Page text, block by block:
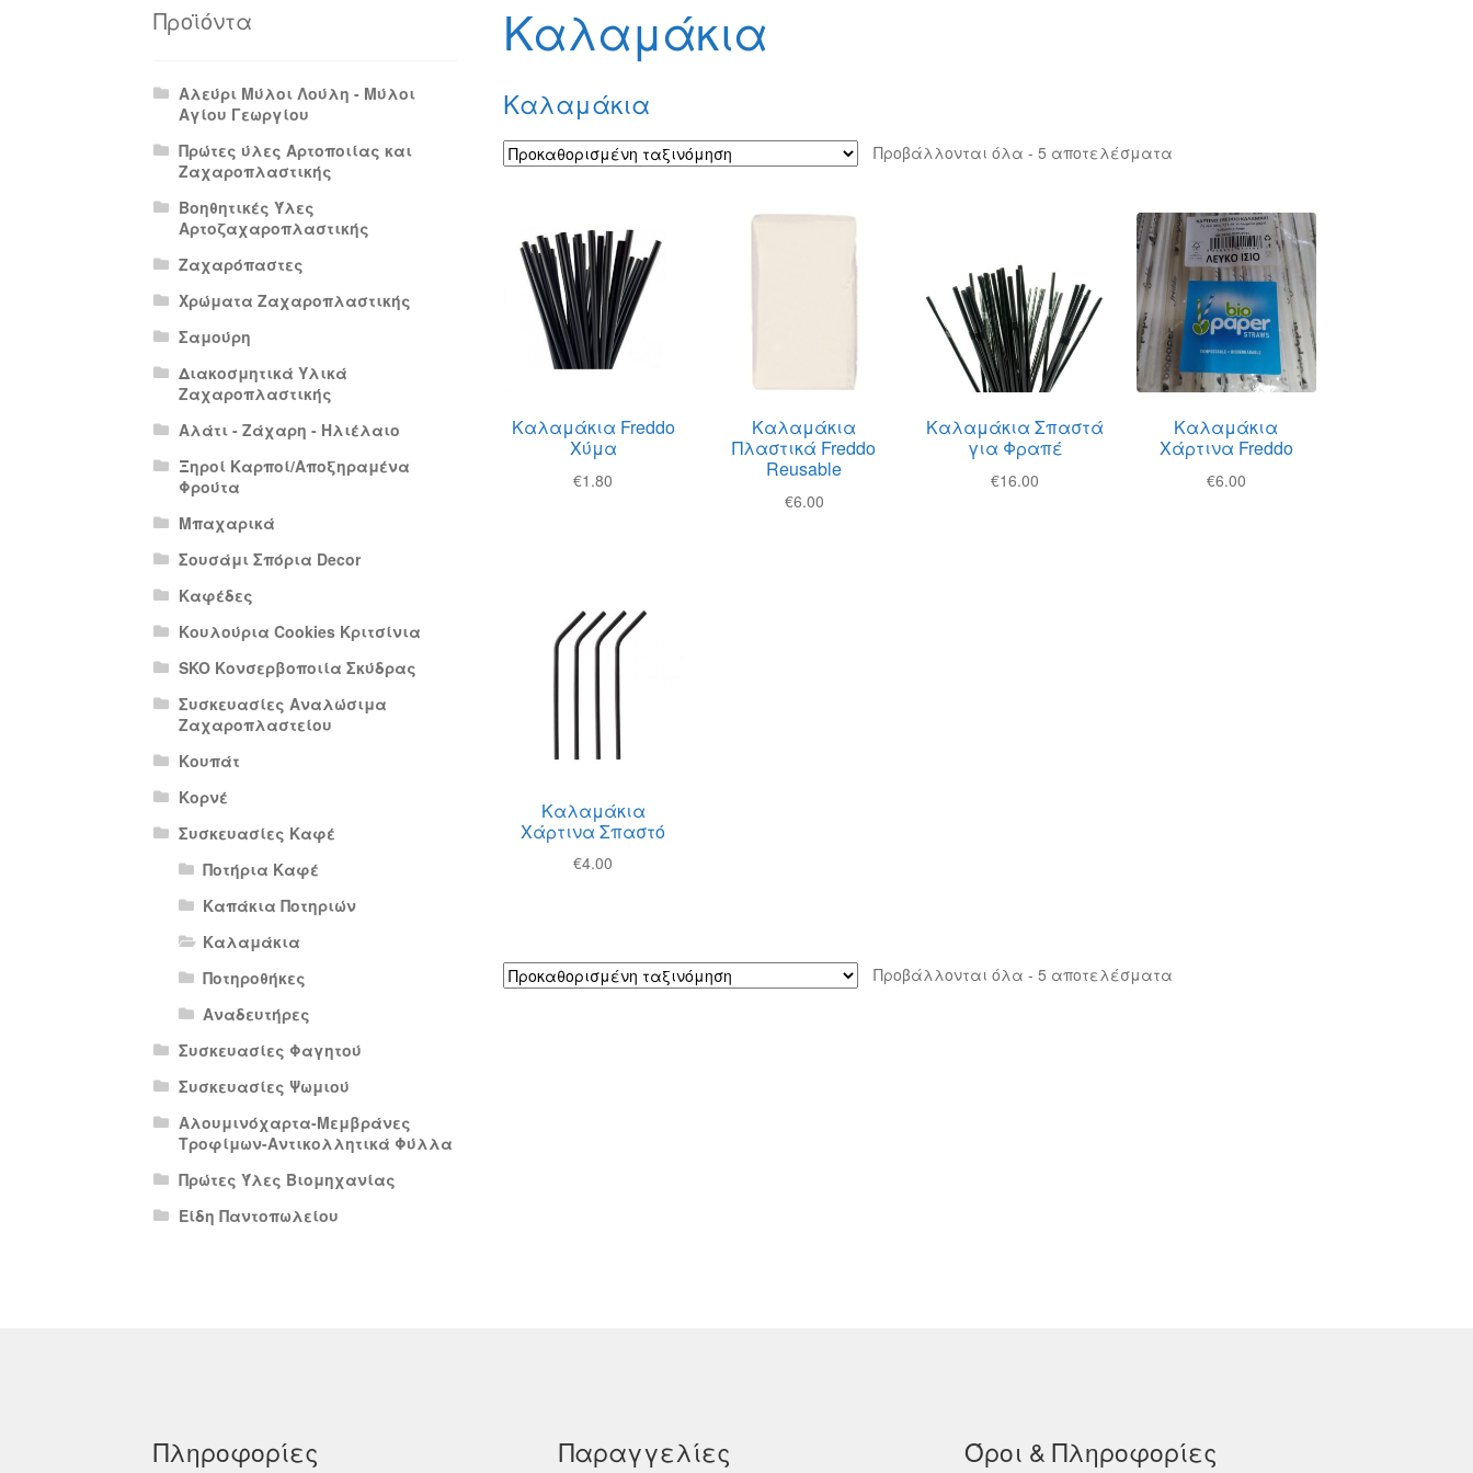
Πολιτική Απορρήτου Καλαμάκια
Καλαμάκια
Προβάλλονται όλα - 5 αποτελέσματα
Καλαμάκια Freddo
Xύμα
€1.80
Καλαμάκια
Πλαστικά Freddo
Reusable
€6.00
Καλαμάκια Σπαστά
για Φραπέ
€16.00
Καλαμάκια
Χάρτινα Freddo
€6.00
Καλαμάκια
Χάρτινα Σπαστό
€4.00
Προβάλλονται όλα - 5 αποτελέσματα
Προϊόντα
Αλεύρι Μύλοι Λούλη - Μύλοι
Αγίου Γεωργίου
Πρώτες ύλες Αρτοποιίας και
Ζαχαροπλαστικής
Βοηθητικές Ύλες
Αρτοζαχαροπλαστικής
Ζαχαρόπαστες
Χρώματα Ζαχαροπλαστικής
Σαμούρη
Διακοσμητικά Υλικά
Ζαχαροπλαστικής
Αλάτι - Ζάχαρη - Ηλιέλαιο
Ξηροί Καρποί/Αποξηραμένα
Φρούτα
Μπαχαρικά
Σουσάμι Σπόρια Decor
Καφέδες
Κουλούρια Cookies Κριτσίνια
SKO Κονσερβοποιία Σκύδρας
Συσκευασίες Αναλώσιμα
Ζαχαροπλαστείου
Κουπάτ
Κορνέ
Συσκευασίες Καφέ
Ποτήρια Καφέ
Καπάκια Ποτηριών
Καλαμάκια
Ποτηροθήκες
Αναδευτήρες
Συσκευασίες Φαγητού
Συσκευασίες Ψωμιού
Αλουμινόχαρτα-Μεμβράνες
Τροφίμων-Αντικολλητικά Φύλλα
Πρώτες Ύλες Βιομηχανίας
Είδη Παντοπωλείου
Πληροφορίες Παραγγελίες Όροι & Πληροφορίες